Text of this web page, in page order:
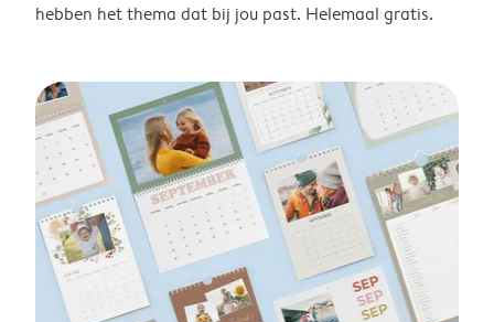
hebben het thema dat bij jou past. Helemaal gratis.